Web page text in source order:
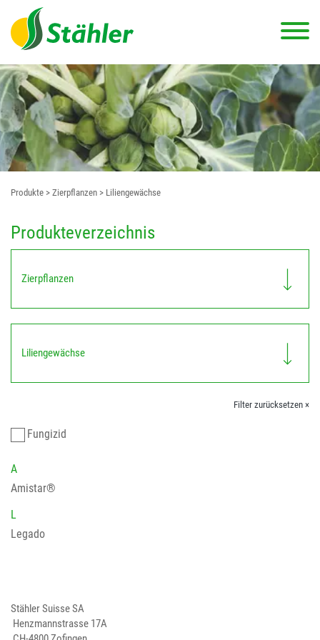
Produkte > Zierpflanzen > Liliengewächse
Produkteverzeichnis
Zierpflanzen
Liliengewächse
Filter zurücksetzen ×
Fungizid
A
Amistar®
L
Legado
Stähler Suisse SA
Henzmannstrasse 17A